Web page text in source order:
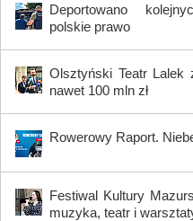
Deportowano
polskie prawo
Olsztyński Teatr
nawet 100 mln zł
Rowerowy Raport.
Festiwal Kultury
muzyka, teatr i